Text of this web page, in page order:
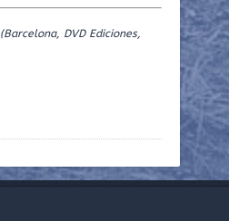
(Barcelona, DVD Ediciones,